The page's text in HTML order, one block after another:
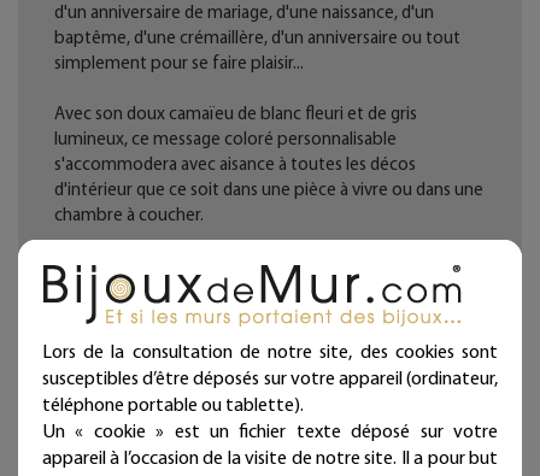
d'un anniversaire de mariage, d'une naissance, d'un
baptême, d'une crémaillère, d'un anniversaire ou tout
simplement pour se faire plaisir...
Avec son doux camaïeu de blanc fleuri et de gris
lumineux, ce message coloré personnalisable
s'accommodera avec aisance à toutes les décos
d'intérieur que ce soit dans une pièce à vivre ou dans une
chambre à coucher.
La structure et les écritures sont en fil de fer recuit noir
façonnées à la main.
Tous les éléments en papier sont vernis (anti-tâche et
anti-UV) et assemblés dans notre atelier.
Fabrication française. Artisanat d'art.
Chaque bijou de mur est présenté dans une jolie
pochette prête à offrir et qui atteste sa fabrication
artisanale et française !
Lors de la consultation de notre site, des cookies sont
susceptibles d’être déposés sur votre appareil (ordinateur,
téléphone portable ou tablette).
Un « cookie » est un fichier texte déposé sur votre
appareil à l’occasion de la visite de notre site. Il a pour but